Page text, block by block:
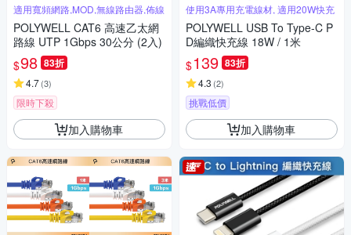
適用寬頻網路,MOD,無線路由器,佈線
POLYWELL CAT6 高速乙太網
路線 UTP 1Gbps 30公分 (2入)
$98 83折
4.7(3)
限時下殺
加入購物車
使用3A專用充電線材, 適用20W快充
POLYWELL USB To Type-C P
D編織快充線 18W / 1米
$139 83折
4.3 (2)
挑戰低價
加入購物車